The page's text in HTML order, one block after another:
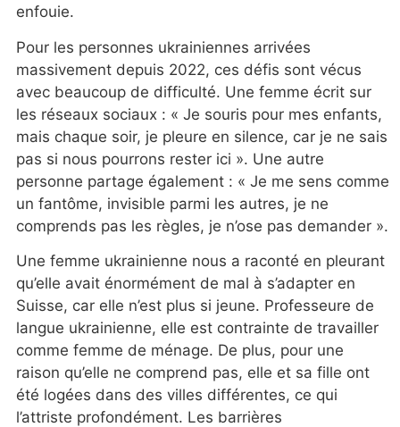
enfouie.
Pour les personnes ukrainiennes arrivées
massivement depuis 2022, ces défis sont vécus
avec beaucoup de difficulté. Une femme écrit sur
les réseaux sociaux : « Je souris pour mes enfants,
mais chaque soir, je pleure en silence, car je ne sais
pas si nous pourrons rester ici ». Une autre
personne partage également : « Je me sens comme
un fantôme, invisible parmi les autres, je ne
comprends pas les règles, je n’ose pas demander ».
Une femme ukrainienne nous a raconté en pleurant
qu’elle avait énormément de mal à s’adapter en
Suisse, car elle n’est plus si jeune. Professeure de
langue ukrainienne, elle est contrainte de travailler
comme femme de ménage. De plus, pour une
raison qu’elle ne comprend pas, elle et sa fille ont
été logées dans des villes différentes, ce qui
l’attriste profondément. Les barrières